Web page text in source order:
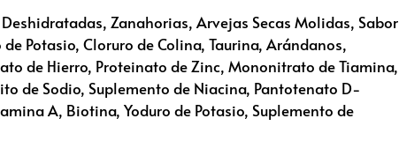
Zanahorias, Arvejas Secas Molidas, Sabor
Potasio, Cloruro de Colina, Taurina, Arándanos,
de Hierro, Proteinato de Zinc, Mononitrato de Tiamina,
de Sodio, Suplemento de Niacina, Pantotenato D-
A, Biotina, Yoduro de Potasio, Suplemento de